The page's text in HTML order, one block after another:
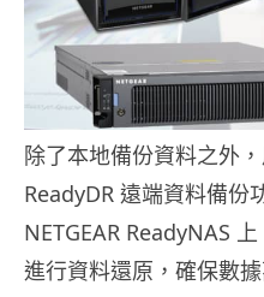
除了本地備份資料之外
ReadyDR 遠端資料備份
NETGEAR ReadyNAS
進行資料還原，確保數